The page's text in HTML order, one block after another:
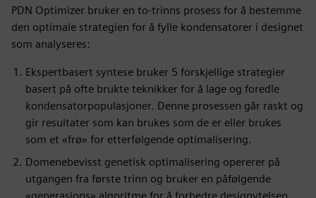
PDN Optimizer bruker en to-trinns prosess for å bestemme
den optimale strategien for å fylle kondensatorer i designet
som analyseres:
Ekspertbasert syntese bruker 5 forskjellige strategier
basert på ofte brukte teknikker for å lage og foredle
kondensatorpopulasjoner. Denne prosessen går raskt og
gir resultater som kan brukes som de er eller brukes
som et «frø» for etterfølgende optimalisering.
Domenebevisst genetisk optimalisering opererer på
utgangen fra første trinn og bruker en påfølgende